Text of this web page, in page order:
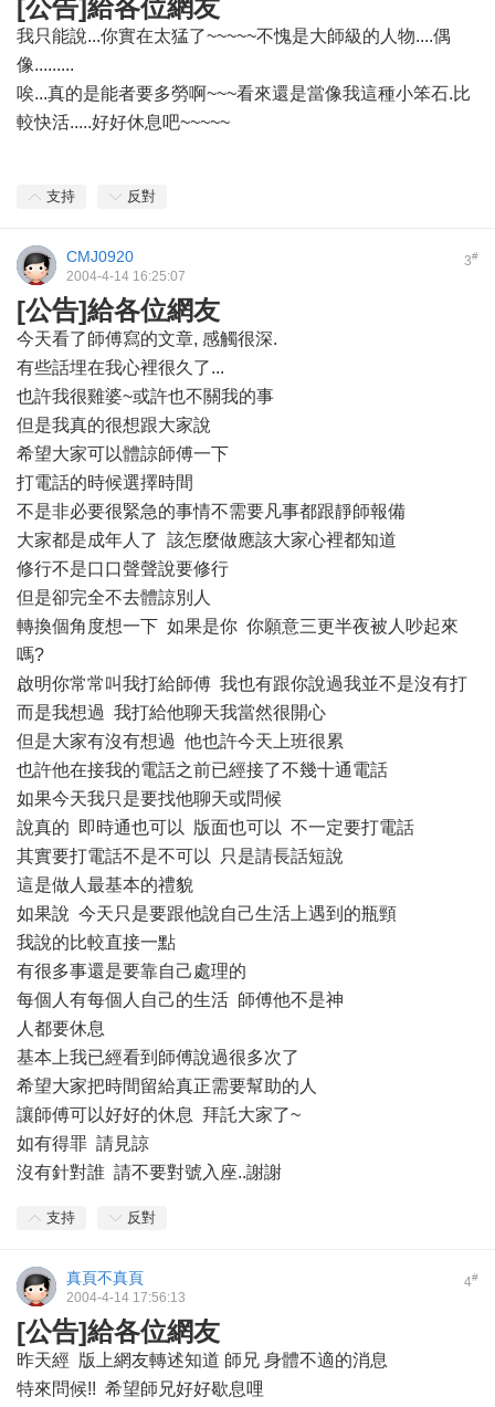
[公告]給各位網友
我只能說...你實在太猛了~~~~~不愧是大師級的人物....偶
像.........
唉...真的是能者要多勞啊~~~看來還是當像我這種小笨石.比
較快活.....好好休息吧~~~~~
支持 反對
3#
CMJ0920
2004-4-14 16:25:07
[公告]給各位網友
今天看了師傅寫的文章, 感觸很深.
有些話埋在我心裡很久了...
也許我很雞婆~或許也不關我的事
但是我真的很想跟大家說
希望大家可以體諒師傅一下
打電話的時候選擇時間
不是非必要很緊急的事情不需要凡事都跟靜師報備
大家都是成年人了 該怎麼做應該大家心裡都知道
修行不是口口聲聲說要修行
但是卻完全不去體諒別人
轉換個角度想一下 如果是你 你願意三更半夜被人吵起來
嗎?
啟明你常常叫我打給師傅 我也有跟你說過我並不是沒有打
而是我想過 我打給他聊天我當然很開心
但是大家有沒有想過 他也許今天上班很累
也許他在接我的電話之前已經接了不幾十通電話
如果今天我只是要找他聊天或問候
說真的 即時通也可以 版面也可以 不一定要打電話
其實要打電話不是不可以 只是請長話短說
這是做人最基本的禮貌
如果說 今天只是要跟他說自己生活上遇到的瓶頸
我說的比較直接一點
有很多事還是要靠自己處理的
每個人有每個人自己的生活 師傅他不是神
人都要休息
基本上我已經看到師傅說過很多次了
希望大家把時間留給真正需要幫助的人
讓師傅可以好好的休息 拜託大家了~
如有得罪 請見諒
沒有針對誰 請不要對號入座..謝謝
支持 反對
4#
真頁不真頁
2004-4-14 17:56:13
[公告]給各位網友
昨天經 版上網友轉述知道 師兄 身體不適的消息
特來問候!! 希望師兄好好歇息哩